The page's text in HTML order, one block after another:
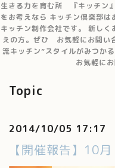
生きる力を育む所 『キッチン
をお考えなら キッチン倶楽部
キッチン制作会社です。 新し
えの方。ぜひ お気軽にお問い
流キッチン”スタイルがみつか
お気軽に
Topic
2014/10/05 17:17
【開催報告】10